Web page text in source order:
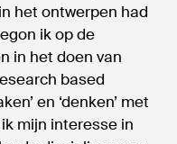
het ontwerpen had
ik op de
in het doen van
based
en ‘denken’ met
mijn interesse in